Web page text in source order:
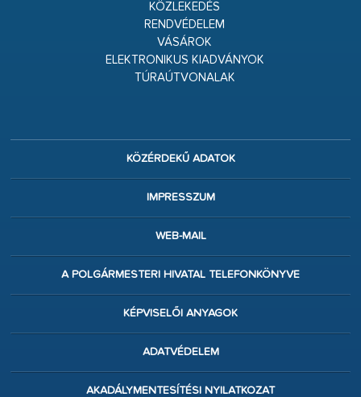
KÖZLEKEDÉS
RENDVÉDELEM
VÁSÁROK
ELEKTRONIKUS KIADVÁNYOK
TÚRAÚTVONALAK
KÖZÉRDEKŰ ADATOK
IMPRESSZUM
WEB-MAIL
A POLGÁRMESTERI HIVATAL TELEFONKÖNYVE
KÉPVISELŐI ANYAGOK
ADATVÉDELEM
AKADÁLYMENTESÍTÉSI NYILATKOZAT